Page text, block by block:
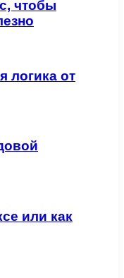
чтобы
логика от
или как